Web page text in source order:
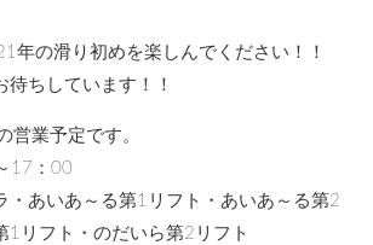
年の滑り初めを楽しんでください！！
待ちしています！！
営業予定です。
17：00
・あいあ～る第1リフト・あいあ～る第2
1リフト・のだいら第2リフト